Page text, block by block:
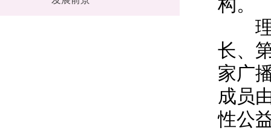
构。
理
长、
家广
成员
性公